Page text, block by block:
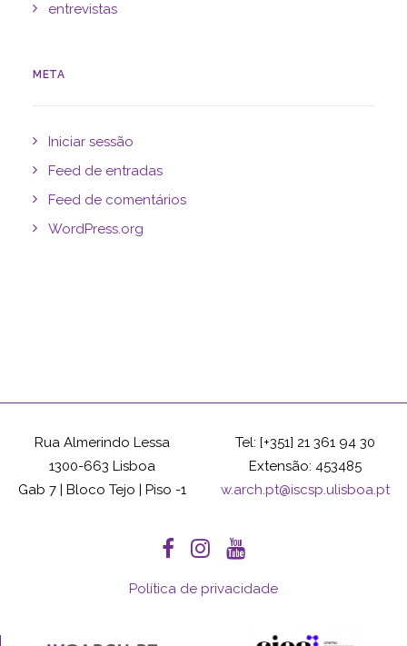
entrevistas
META
Iniciar sessão
Feed de entradas
Feed de comentários
WordPress.org
Rua Almerindo Lessa
1300-663 Lisboa
Gab 7 | Bloco Tejo | Piso -1
Tel: [+351] 21 361 94 30
Extensão: 453485
w.arch.pt@iscsp.ulisboa.pt
Política de privacidade